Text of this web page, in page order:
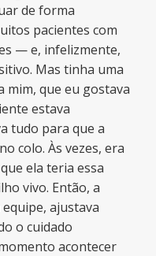
de forma
pacientes com
— e, infelizmente,
Mas tinha uma
mim, que eu gostava
estava
tudo para que a
colo. Às vezes, era
ela teria essa
vivo. Então, a
ajustava
o cuidado
acontecer